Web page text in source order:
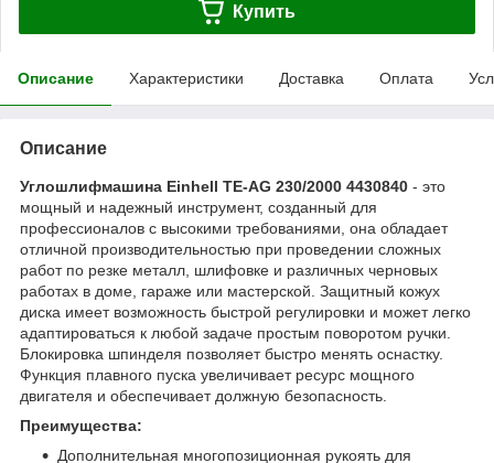
Купить
Описание Характеристики Доставка Оплата
Описание
Углошлифмашина Einhell TE-AG 230/2000 4430840 - это
мощный и надежный инструмент, созданный для
профессионалов с высокими требованиями, она обладает
отличной производительностью при проведении сложных
работ по резке металл, шлифовке и различных черновых
работах в доме, гараже или мастерской. Защитный кожух
диска имеет возможность быстрой регулировки и может легко
адаптироваться к любой задаче простым поворотом ручки.
Блокировка шпинделя позволяет быстро менять оснастку.
Функция плавного пуска увеличивает ресурс мощного
двигателя и обеспечивает должную безопасность.
Преимущества:
Дополнительная многопозиционная рукоять для